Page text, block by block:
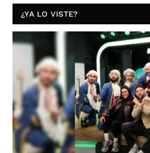
¿YA LO VISTE?